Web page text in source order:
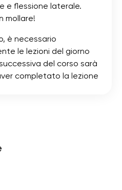
e flessione laterale.
mollare!
è necessario
le lezioni del giorno
del corso sarà
completato la lezione